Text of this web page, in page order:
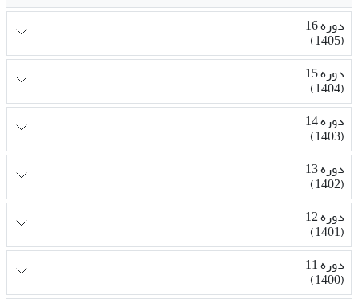
دوره 16
(1405)
دوره 15
(1404)
دوره 14
(1403)
دوره 13
(1402)
دوره 12
(1401)
دوره 11
(1400)